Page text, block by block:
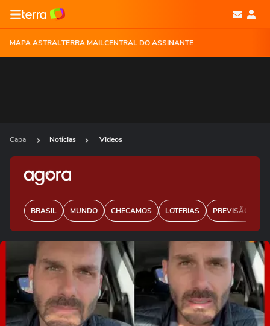
MAPA ASTRALTERRA MAILCENTRAL DO ASSINANTE
Capa Notícias Videos
BRASIL MUNDO CHECAMOS LOTERIAS PREVISÃO DO
Ops!
Não foi possível reproduzir o vídeo
Tentar novamente